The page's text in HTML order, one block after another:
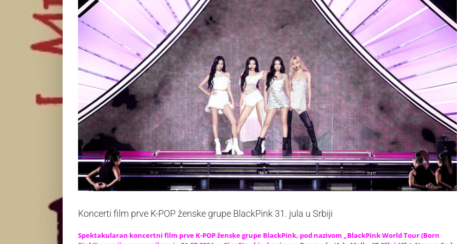
Koncerti film prve K-POP ženske grupe BlackPink 31. jula u Srbiji
Spektakularan koncertni film prve K-POP ženske grupe BlackPink, pod nazivom „BlackPink World Tour (Born